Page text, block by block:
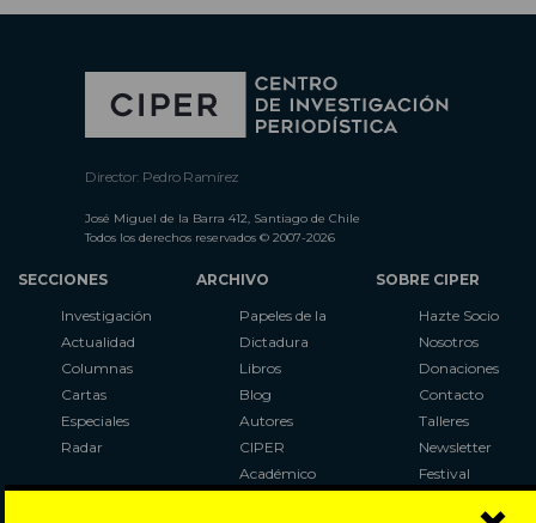
Director: Pedro Ramírez
José Miguel de la Barra 412, Santiago de Chile
Todos los derechos reservados © 2007-2026
SECCIONES
Investigación
Actualidad
Columnas
Cartas
Especiales
Radar
ARCHIVO
Papeles de la
Dictadura
Libros
Blog
Autores
CIPER
Académico
SOBRE CIPER
Hazte Socio
Nosotros
Donaciones
Contacto
Talleres
Newsletter
Festival